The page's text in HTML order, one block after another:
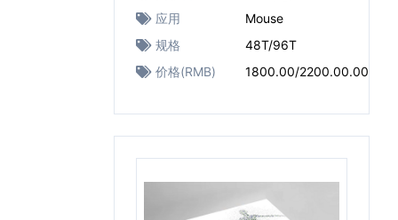
应用
Mouse
规格
48T/96T
价格(RMB)
1800.00/2200.00.00